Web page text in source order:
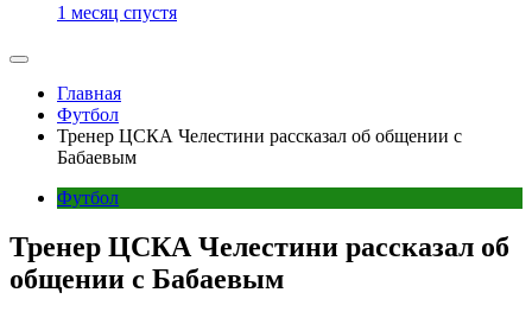
1 месяц спустя
Главная
Футбол
Тренер ЦСКА Челестини рассказал об общении с
Бабаевым
Футбол
Тренер ЦСКА Челестини рассказал об
общении с Бабаевым